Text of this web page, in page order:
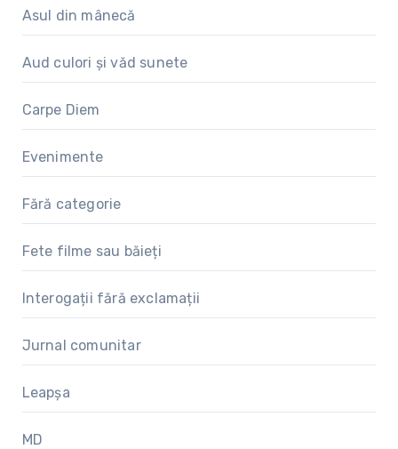
Asul din mânecă
Aud culori și văd sunete
Carpe Diem
Evenimente
Fără categorie
Fete filme sau băieți
Interogații fără exclamații
Jurnal comunitar
Leapșa
MD